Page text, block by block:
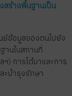
สร้างพื้นฐานเป็น
ข้อมูลของตนไปยัง
านในสถานที่
) การได้มาและการ
ะบำรุงรักษา